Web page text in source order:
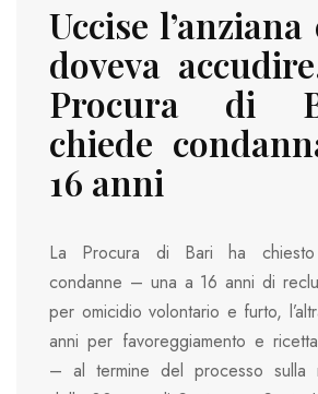
Uccise l’anziana
doveva
Procura di
chiede
16 anni
La Procura di Bari ha
condanne – una a 16 anni di
per omicidio volontario e furto,
anni per favoreggiamento e
– al termine del processo sulla